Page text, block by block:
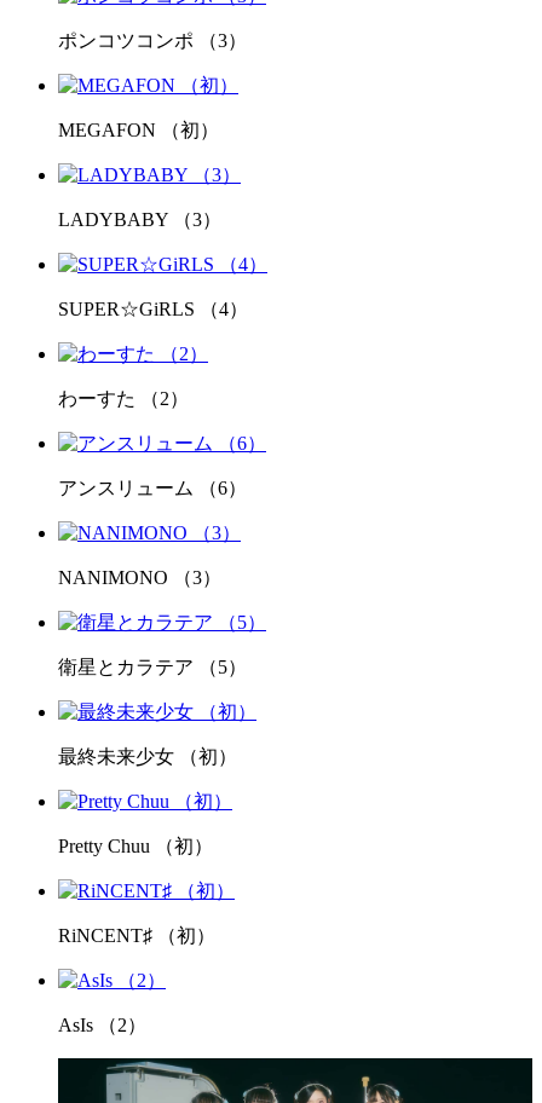
ポンコツコンポ （3）
MEGAFON （初）
LADYBABY （3）
SUPER☆GiRLS （4）
わーすた （2）
アンスリューム （6）
NANIMONO （3）
衛星とカラテア （5）
最終未来少女 （初）
Pretty Chuu （初）
RiNCENT♯ （初）
AsIs （2）